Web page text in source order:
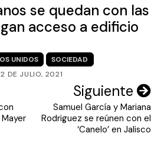
se quedan con las
acceso a edificio
UNIDOS
SOCIEDAD
2 DE JULIO, 2021
Siguiente
Samuel García y Mariana
Rodriguez se reúnen con el
‘Canelo’ en Jalisco